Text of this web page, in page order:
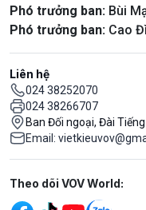
Phó trưởng ban: Bùi
Phó trưởng ban: Cao
Liên hệ
024 38252070
024 38266707
Ban Đối ngoại, Đài
Email:
Mạng xã hội
Theo dõi VOV World: